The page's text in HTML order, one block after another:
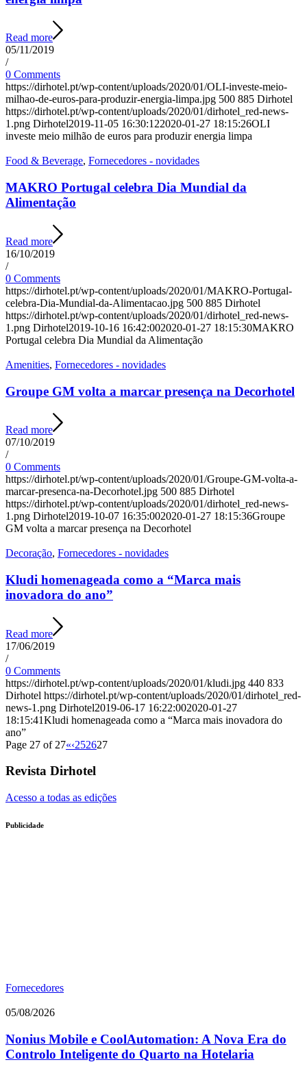
Read more
05/11/2019
/
0 Comments
https://dirhotel.pt/wp-content/uploads/2020/01/OLI-investe-meio-
milhao-de-euros-para-produzir-energia-limpa.jpg 500 885 Dirhotel
https://dirhotel.pt/wp-content/uploads/2020/01/dirhotel_red-news-
1.png Dirhotel2019-11-05 16:30:122020-01-27 18:15:26OLI
investe meio milhão de euros para produzir energia limpa
Food & Beverage, Fornecedores - novidades
MAKRO Portugal celebra Dia Mundial da
Alimentação
Read more
16/10/2019
/
0 Comments
https://dirhotel.pt/wp-content/uploads/2020/01/MAKRO-Portugal-
celebra-Dia-Mundial-da-Alimentacao.jpg 500 885 Dirhotel
https://dirhotel.pt/wp-content/uploads/2020/01/dirhotel_red-news-
1.png Dirhotel2019-10-16 16:42:002020-01-27 18:15:30MAKRO
Portugal celebra Dia Mundial da Alimentação
Amenities, Fornecedores - novidades
Groupe GM volta a marcar presença na Decorhotel
Read more
07/10/2019
/
0 Comments
https://dirhotel.pt/wp-content/uploads/2020/01/Groupe-GM-volta-a-
marcar-presenca-na-Decorhotel.jpg 500 885 Dirhotel
https://dirhotel.pt/wp-content/uploads/2020/01/dirhotel_red-news-
1.png Dirhotel2019-10-07 16:35:002020-01-27 18:15:36Groupe
GM volta a marcar presença na Decorhotel
Decoração, Fornecedores - novidades
Kludi homenageada como a “Marca mais
inovadora do ano”
Read more
17/06/2019
/
0 Comments
https://dirhotel.pt/wp-content/uploads/2020/01/kludi.jpg 440 833
Dirhotel https://dirhotel.pt/wp-content/uploads/2020/01/dirhotel_red-
news-1.png Dirhotel2019-06-17 16:22:002020-01-27
18:15:41Kludi homenageada como a “Marca mais inovadora do
ano”
Page 27 of 27«‹252627
Revista Dirhotel
Acesso a todas as edições
Publicidade
Fornecedores
05/08/2026
Nonius Mobile e CoolAutomation: A Nova Era do
Controlo Inteligente do Quarto na Hotelaria